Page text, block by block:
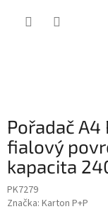
Pořadač A4
fialový
kapacita
PK7279
Značka: Karton P+P